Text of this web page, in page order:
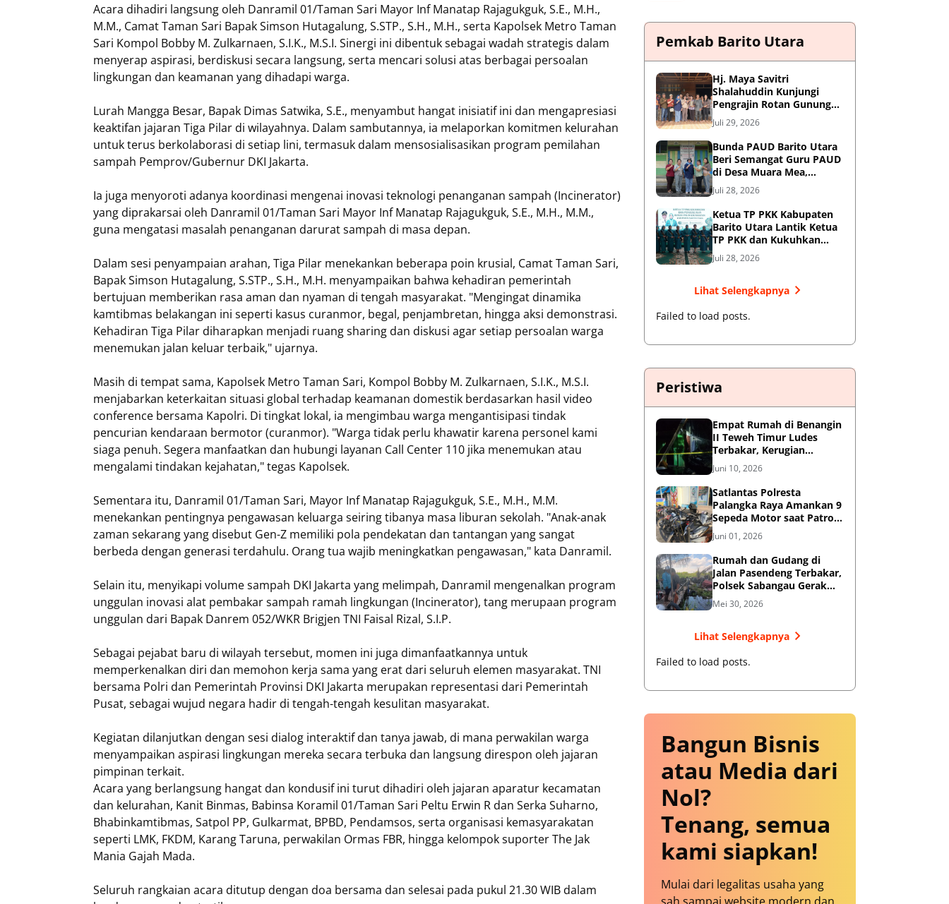
Acara dihadiri langsung oleh Danramil 01/Taman Sari Mayor Inf Manatap Rajagukguk, S.E., M.H.,
M.M., Camat Taman Sari Bapak Simson Hutagalung, S.STP., S.H., M.H., serta Kapolsek Metro Taman
Sari Kompol Bobby M. Zulkarnaen, S.I.K., M.S.I. Sinergi ini dibentuk sebagai wadah strategis dalam
menyerap aspirasi, berdiskusi secara langsung, serta mencari solusi atas berbagai persoalan
lingkungan dan keamanan yang dihadapi warga.
Lurah Mangga Besar, Bapak Dimas Satwika, S.E., menyambut hangat inisiatif ini dan mengapresiasi
keaktifan jajaran Tiga Pilar di wilayahnya. Dalam sambutannya, ia melaporkan komitmen kelurahan
untuk terus berkolaborasi di setiap lini, termasuk dalam mensosialisasikan program pemilahan
sampah Pemprov/Gubernur DKI Jakarta.
Ia juga menyoroti adanya koordinasi mengenai inovasi teknologi penanganan sampah (Incinerator)
yang diprakarsai oleh Danramil 01/Taman Sari Mayor Inf Manatap Rajagukguk, S.E., M.H., M.M.,
guna mengatasi masalah penanganan darurat sampah di masa depan.
Dalam sesi penyampaian arahan, Tiga Pilar menekankan beberapa poin krusial, Camat Taman Sari,
Bapak Simson Hutagalung, S.STP., S.H., M.H. menyampaikan bahwa kehadiran pemerintah
bertujuan memberikan rasa aman dan nyaman di tengah masyarakat. "Mengingat dinamika
kamtibmas belakangan ini seperti kasus curanmor, begal, penjambretan, hingga aksi demonstrasi.
Kehadiran Tiga Pilar diharapkan menjadi ruang sharing dan diskusi agar setiap persoalan warga
menemukan jalan keluar terbaik," ujarnya.
Masih di tempat sama, Kapolsek Metro Taman Sari, Kompol Bobby M. Zulkarnaen, S.I.K., M.S.I.
menjabarkan keterkaitan situasi global terhadap keamanan domestik berdasarkan hasil video
conference bersama Kapolri. Di tingkat lokal, ia mengimbau warga mengantisipasi tindak
pencurian kendaraan bermotor (curanmor). "Warga tidak perlu khawatir karena personel kami
siaga penuh. Segera manfaatkan dan hubungi layanan Call Center 110 jika menemukan atau
mengalami tindakan kejahatan," tegas Kapolsek.
Sementara itu, Danramil 01/Taman Sari, Mayor Inf Manatap Rajagukguk, S.E., M.H., M.M.
menekankan pentingnya pengawasan keluarga seiring tibanya masa liburan sekolah. "Anak-anak
zaman sekarang yang disebut Gen-Z memiliki pola pendekatan dan tantangan yang sangat
berbeda dengan generasi terdahulu. Orang tua wajib meningkatkan pengawasan," kata Danramil.
Selain itu, menyikapi volume sampah DKI Jakarta yang melimpah, Danramil mengenalkan program
unggulan inovasi alat pembakar sampah ramah lingkungan (Incinerator), tang merupaan program
unggulan dari Bapak Danrem 052/WKR Brigjen TNI Faisal Rizal, S.I.P.
Sebagai pejabat baru di wilayah tersebut, momen ini juga dimanfaatkannya untuk
memperkenalkan diri dan memohon kerja sama yang erat dari seluruh elemen masyarakat. TNI
bersama Polri dan Pemerintah Provinsi DKI Jakarta merupakan representasi dari Pemerintah
Pusat, sebagai wujud negara hadir di tengah-tengah kesulitan masyarakat.
Kegiatan dilanjutkan dengan sesi dialog interaktif dan tanya jawab, di mana perwakilan warga
menyampaikan aspirasi lingkungan mereka secara terbuka dan langsung direspon oleh jajaran
pimpinan terkait.
Acara yang berlangsung hangat dan kondusif ini turut dihadiri oleh jajaran aparatur kecamatan
dan kelurahan, Kanit Binmas, Babinsa Koramil 01/Taman Sari Peltu Erwin R dan Serka Suharno,
Bhabinkamtibmas, Satpol PP, Gulkarmat, BPBD, Pendamsos, serta organisasi kemasyarakatan
seperti LMK, FKDM, Karang Taruna, perwakilan Ormas FBR, hingga kelompok suporter The Jak
Mania Gajah Mada.
Seluruh rangkaian acara ditutup dengan doa bersama dan selesai pada pukul 21.30 WIB dalam
Pemkab Barito Utara
Hj. Maya Savitri
Shalahuddin Kunjungi
Pengrajin Rotan Gunung
Purei, Dorong HAKI dan
Penguatan UMKM Berbasis
Kearifan Lokal
Juli 29, 2026
Bunda PAUD Barito Utara
Beri Semangat Guru PAUD
di Desa Muara Mea,
Gunung Purei
Juli 28, 2026
Ketua TP PKK Kabupaten
Barito Utara Lantik Ketua
TP PKK dan Kukuhkan
Bunda PAUD 9 Kecamatan
Juli 28, 2026
Lihat Selengkapnya
Failed to load posts.
Peristiwa
Empat Rumah di Benangin
II Teweh Timur Ludes
Terbakar, Kerugian
Diperkirakan Rp550 Juta
Juni 10, 2026
Satlantas Polresta
Palangka Raya Amankan 9
Sepeda Motor saat Patroli
Antisipasi Balapan Liar
Juni 01, 2026
Rumah dan Gudang di
Jalan Pasendeng Terbakar,
Polsek Sabangau Gerak
Cepat Datangi TKP
Mei 30, 2026
Lihat Selengkapnya
Failed to load posts.
Bangun Bisnis
atau Media dari
Nol?
Tenang, semua
kami siapkan!
Mulai dari legalitas usaha yang